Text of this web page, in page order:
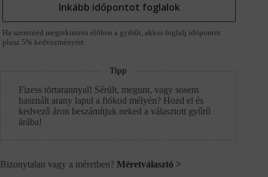
Inkább időpontot foglalok
Ha szeretnéd megtekinteni élőben a gyűrűt, akkor foglalj időpontot
plusz 5% kedvezményért.
Tipp
Fizess törtarannyal! Sérült, megunt, vagy sosem
használt arany lapul a fiókod mélyén? Hozd el és
kedvező áron beszámítjuk neked a választott gyűrű
árába!
Bizonytalan vagy a méretben? Méretválasztó >